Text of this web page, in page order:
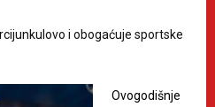
i obogaćuje sportske
Ovogodišnje